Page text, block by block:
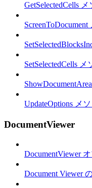
GetSelectedCells メ
ScreenToDocument
SetSelectedCells メ
UpdateOptions メ
DocumentViewer
DocumentViewer
Document Viewer